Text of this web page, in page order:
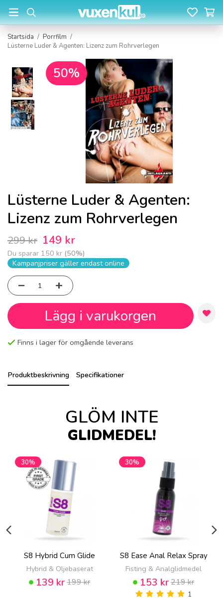
Startsida / Porrfilm /
Lüsterne Luder & Agenten: Lizenz zum Rohrverlegen
50%
Lüsterne Luder & Agenten:
Lizenz zum Rohrverlegen
299 kr 149 kr
Du sparar 150 kr (50%)
Kampanjpriser gäller endast online
Lägg i varukorgen
Finns i lager för omgående leverans
Produktbeskrivning Specifikationer
GLÖM INTE
GLIDMEDEL!
30%
S8 Hybrid Cum Glide
Hybrid & Oljebaserat
139 kr199 kr
30%
S8 Ease Anal Relax Spray
Fisting & Analglidmedel
153 kr219 kr
1